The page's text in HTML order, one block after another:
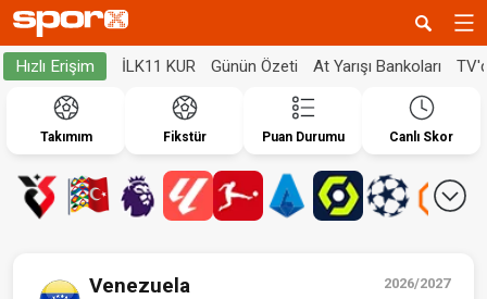
Hızlı Erişim İLK11 KUR Günün Özeti At Yarışı Bankoları
Takımım Fikstür Puan Durumu Canlı Skor
2026/2027
Venezuela